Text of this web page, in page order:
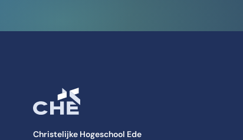
Christelijke Hogeschool Ede